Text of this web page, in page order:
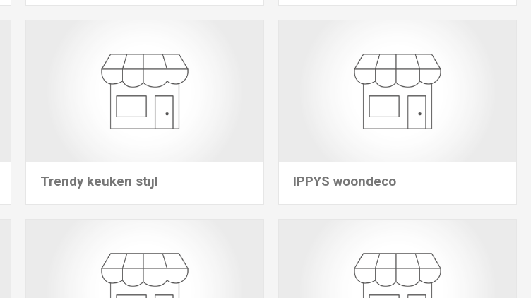
Trendy keuken stijl IPPYS woondeco